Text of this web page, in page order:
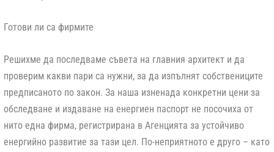
Готови ли са фирмите
Решихме да последваме съвета на главния архитект и да
проверим какви пари са нужни, за да изпълнят собствениците
предписаното по закон. За наша изненада конкретни цени за
обследване и издаване на енергиен паспорт не посочиха от
нито една фирма, регистрирана в Агенцията за устойчиво
енергийно развитие за тази цел. По-неприятното е друго – като